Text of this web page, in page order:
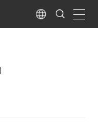
Language
Search
Submit